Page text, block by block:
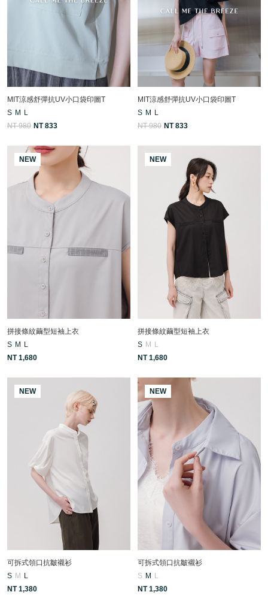
MIT涼感舒彈抗UV小口袋印圖T
S M
L
NT 980 NT 833
MIT涼感舒彈抗UV小口袋印圖T
S M
L
NT 980 NT 833
NEW
拼接條紋繭型短袖上衣
S M L
NT 1,680
NEW
拼接條紋繭型短袖上衣
S M L
NT 1,680
NEW
可拆式領口抗皺襯衫
S M
L
NT 1,380
NEW
可拆式領口抗皺襯衫
S M
L
NT 1,380